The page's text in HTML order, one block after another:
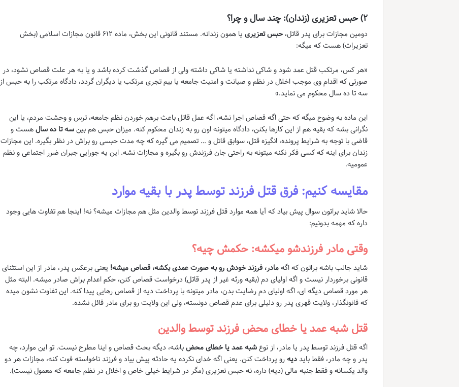
۲) حبس تعزیری (زندان): چند سال و چرا؟
دومین مجازات برای پدر قاتل،حبس تعزیری
یا همون زندانه. مستند قانونی این بخش، ماده ۶۱۲ قانون مجازات اسلامی (بخش
تعزیرات) هست که میگه:
«هر کس، مرتکب قتل عمد شود و شاکی نداشته یا شاکی داشته ولی از قصاص گذشت کرده باشد و یا به هر علت قصاص نشود، در
صورتی که اقدام وی موجب اخلال در نظم و صیانت و امنیت جامعه یا بیم تجری مرتکب یا دیگران گردد، دادگاه مرتکب را به حبس از
سه تا ده سال محکوم می نماید.»
این ماده به وضوح میگه که حتی اگه قصاص اجرا نشه، اگه عمل قاتل باعث برهم خوردن نظم جامعه، ترس و وحشت مردم، یا این
نگرانی بشه که بقیه هم از این کارها بکنن، دادگاه میتونه اون رو به زندان محکوم کنه. میزان حبس هم بینسه تا ده سالهست و
قاضی با توجه به شرایط پرونده، انگیزه قتل، سوابق قاتل و … تصمیم می گیره که چه مدت حبسی رو براش در نظر بگیره. این مجازات
زندان برای اینه که کسی فکر نکنه میتونه به راحتی جان فرزندش رو بگیره و مجازات نشه. این یه جورایی جبران ضرر اجتماعی و نظم
عمومیه.
مقایسه کنیم: فرق قتل فرزند توسط پدر با بقیه موارد
حالا شاید براتون سوال پیش بیاد که آیا همه موارد قتل فرزند توسط والدین مثل هم مجازات میشه؟ نه! اینجا هم تفاوت هایی وجود
داره که مهمه بدونیم:
وقتی مادر فرزندشو میکشه: حکمش چیه؟
شاید جالب باشه براتون که اگهمادر، فرزند خودش رو به صورت عمدی بکشه، قصاص میشه! یعنی برعکس پدر، مادر از این استثنای
قانونی برخوردار نیست و اگه اولیای دم (بقیه ورثه غیر از پدر قاتل) درخواست قصاص کنن، حکم اعدام براش صادر میشه. البته مثل
هر مورد قصاص دیگه ای، اگه اولیای دم رضایت بدن، مادر میتونه با پرداخت دیه از قصاص رهایی پیدا کنه. این تفاوت نشون میده
که قانونگذار، ولایت قهری پدر رو دلیلی برای عدم قصاص دونسته، ولی این ولایت رو برای مادر قائل نشده.
قتل شبه عمد یا خطای محض فرزند توسط والدین
اگه قتل فرزند توسط پدر یا مادر، از نوعشبه عمد یا خطای محضباشه، دیگه بحث قصاص و اینا مطرح نیست. تو این موارد، چه
پدر و چه مادر، فقط بایددیهرو پرداخت کنن. یعنی اگه خدای نکرده یه حادثه پیش بیاد و فرزند ناخواسته فوت کنه، مجازات هر دو
والد یکسانه و فقط جنبه مالی (دیه) داره، نه حبس تعزیری (مگر در شرایط خیلی خاص و اخلال در نظم جامعه که معمول نیست).